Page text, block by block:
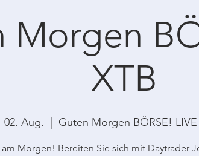
Morgen
XTB
02. Aug. Guten Morgen BÖRSE!
Morgen! Bereiten Sie sich mit Daytrader